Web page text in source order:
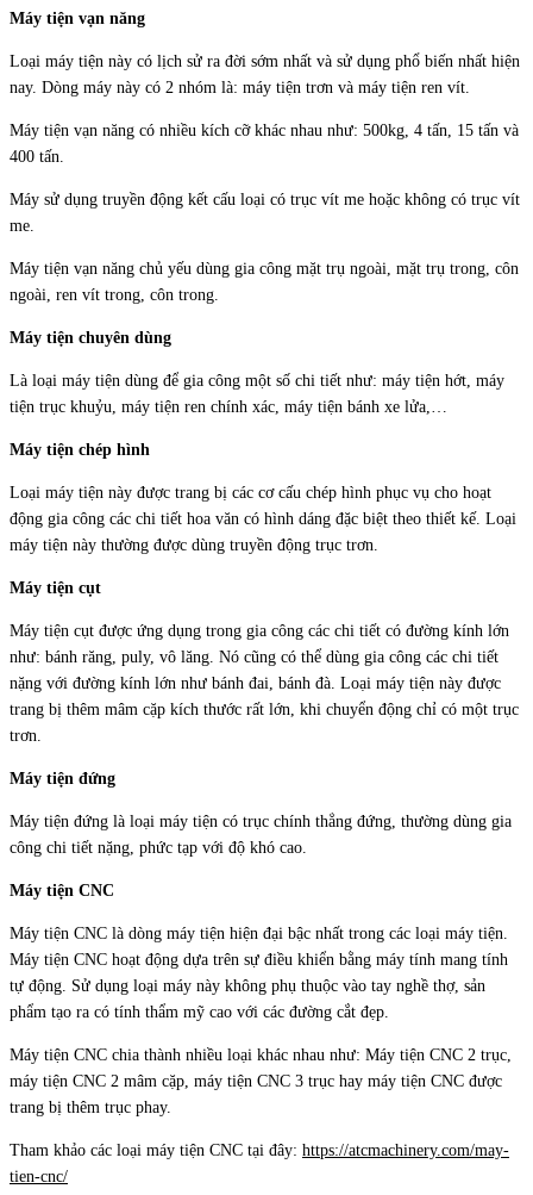
Máy tiện vạn năng
Loại máy tiện này có lịch sử ra đời sớm nhất và sử dụng phổ biến nhất hiện
nay. Dòng máy này có 2 nhóm là: máy tiện trơn và máy tiện ren vít.
Máy tiện vạn năng có nhiều kích cỡ khác nhau như: 500kg, 4 tấn, 15 tấn và
400 tấn.
Máy sử dụng truyền động kết cấu loại có trục vít me hoặc không có trục vít
me.
Máy tiện vạn năng chủ yếu dùng gia công mặt trụ ngoài, mặt trụ trong, côn
ngoài, ren vít trong, côn trong.
Máy tiện chuyên dùng
Là loại máy tiện dùng để gia công một số chi tiết như: máy tiện hớt, máy
tiện trục khuỷu, máy tiện ren chính xác, máy tiện bánh xe lửa,…
Máy tiện chép hình
Loại máy tiện này được trang bị các cơ cấu chép hình phục vụ cho hoạt
động gia công các chi tiết hoa văn có hình dáng đặc biệt theo thiết kế. Loại
máy tiện này thường được dùng truyền động trục trơn.
Máy tiện cụt
Máy tiện cụt được ứng dụng trong gia công các chi tiết có đường kính lớn
như: bánh răng, puly, vô lăng. Nó cũng có thể dùng gia công các chi tiết
nặng với đường kính lớn như bánh đai, bánh đà. Loại máy tiện này được
trang bị thêm mâm cặp kích thước rất lớn, khi chuyển động chỉ có một trục
trơn.
Máy tiện đứng
Máy tiện đứng là loại máy tiện có trục chính thẳng đứng, thường dùng gia
công chi tiết nặng, phức tạp với độ khó cao.
Máy tiện CNC
Máy tiện CNC là dòng máy tiện hiện đại bậc nhất trong các loại máy tiện.
Máy tiện CNC hoạt động dựa trên sự điều khiển bằng máy tính mang tính
tự động. Sử dụng loại máy này không phụ thuộc vào tay nghề thợ, sản
phẩm tạo ra có tính thẩm mỹ cao với các đường cắt đẹp.
Máy tiện CNC chia thành nhiều loại khác nhau như: Máy tiện CNC 2 trục,
máy tiện CNC 2 mâm cặp, máy tiện CNC 3 trục hay máy tiện CNC được
trang bị thêm trục phay.
Tham khảo các loại máy tiện CNC tại đây: https://atcmachinery.com/may-
tien-cnc/